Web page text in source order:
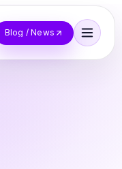
Blog / News